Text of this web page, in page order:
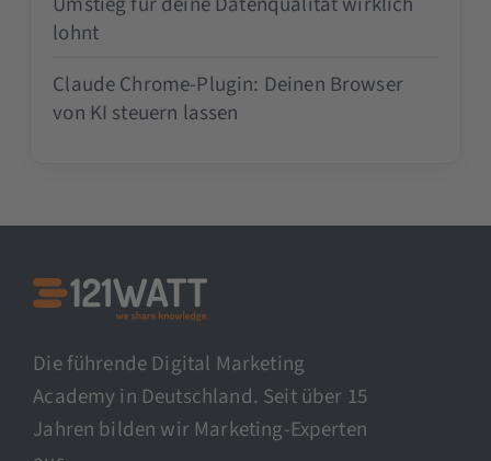
lohnt
Claude Chrome-Plugin: Deinen Browser
von KI steuern lassen
Die führende Digital Marketing
Academy in Deutschland. Seit über 15
Jahren bilden wir Marketing-Experten